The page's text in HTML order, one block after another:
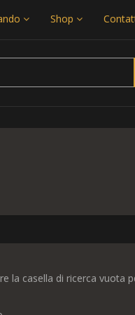
Shop
la casella di ricerca vuota